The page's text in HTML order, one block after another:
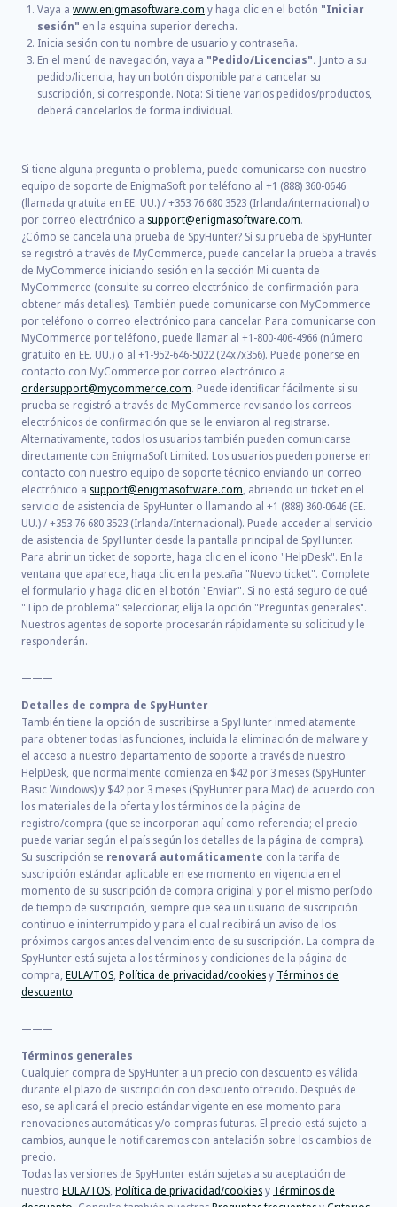
Vaya a www.enigmasoftware.com y haga clic en el botón "Iniciar
sesión" en la esquina superior derecha.
Inicia sesión con tu nombre de usuario y contraseña.
En el menú de navegación, vaya a "Pedido/Licencias". Junto a su
pedido/licencia, hay un botón disponible para cancelar su
suscripción, si corresponde. Nota: Si tiene varios pedidos/productos,
deberá cancelarlos de forma individual.
Si tiene alguna pregunta o problema, puede comunicarse con nuestro
equipo de soporte de EnigmaSoft por teléfono al +1 (888) 360-0646
(llamada gratuita en EE. UU.) / +353 76 680 3523 (Irlanda/internacional) o
por correo electrónico a support@enigmasoftware.com.
¿Cómo se cancela una prueba de SpyHunter? Si su prueba de SpyHunter
se registró a través de MyCommerce, puede cancelar la prueba a través
de MyCommerce iniciando sesión en la sección Mi cuenta de
MyCommerce (consulte su correo electrónico de confirmación para
obtener más detalles). También puede comunicarse con MyCommerce
por teléfono o correo electrónico para cancelar. Para comunicarse con
MyCommerce por teléfono, puede llamar al +1-800-406-4966 (número
gratuito en EE. UU.) o al +1-952-646-5022 (24x7x356). Puede ponerse en
contacto con MyCommerce por correo electrónico a
ordersupport@mycommerce.com. Puede identificar fácilmente si su
prueba se registró a través de MyCommerce revisando los correos
electrónicos de confirmación que se le enviaron al registrarse.
Alternativamente, todos los usuarios también pueden comunicarse
directamente con EnigmaSoft Limited. Los usuarios pueden ponerse en
contacto con nuestro equipo de soporte técnico enviando un correo
electrónico a support@enigmasoftware.com, abriendo un ticket en el
servicio de asistencia de SpyHunter o llamando al +1 (888) 360-0646 (EE.
UU.) / +353 76 680 3523 (Irlanda/Internacional). Puede acceder al servicio
de asistencia de SpyHunter desde la pantalla principal de SpyHunter.
Para abrir un ticket de soporte, haga clic en el icono "HelpDesk". En la
ventana que aparece, haga clic en la pestaña "Nuevo ticket". Complete
el formulario y haga clic en el botón "Enviar". Si no está seguro de qué
"Tipo de problema" seleccionar, elija la opción "Preguntas generales".
Nuestros agentes de soporte procesarán rápidamente su solicitud y le
responderán.
———
Detalles de compra de SpyHunter
También tiene la opción de suscribirse a SpyHunter inmediatamente
para obtener todas las funciones, incluida la eliminación de malware y
el acceso a nuestro departamento de soporte a través de nuestro
HelpDesk, que normalmente comienza en $42 por 3 meses (SpyHunter
Basic Windows) y $42 por 3 meses (SpyHunter para Mac) de acuerdo con
los materiales de la oferta y los términos de la página de
registro/compra (que se incorporan aquí como referencia; el precio
puede variar según el país según los detalles de la página de compra).
Su suscripción se renovará automáticamente con la tarifa de
suscripción estándar aplicable en ese momento en vigencia en el
momento de su suscripción de compra original y por el mismo período
de tiempo de suscripción, siempre que sea un usuario de suscripción
continuo e ininterrumpido y para el cual recibirá un aviso de los
próximos cargos antes del vencimiento de su suscripción. La compra de
SpyHunter está sujeta a los términos y condiciones de la página de
compra, EULA/TOS, Política de privacidad/cookiesy Términos de
descuento.
———
Términos generales
Cualquier compra de SpyHunter a un precio con descuento es válida
durante el plazo de suscripción con descuento ofrecido. Después de
eso, se aplicará el precio estándar vigente en ese momento para
renovaciones automáticas y/o compras futuras. El precio está sujeto a
cambios, aunque le notificaremos con antelación sobre los cambios de
precio.
Todas las versiones de SpyHunter están sujetas a su aceptación de
nuestro EULA/TOS, Política de privacidad/cookiesy Términos de